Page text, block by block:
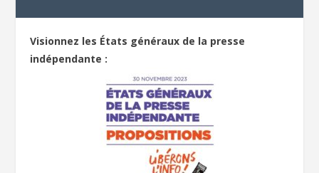
Visionnez les États généraux de la presse
indépendante :